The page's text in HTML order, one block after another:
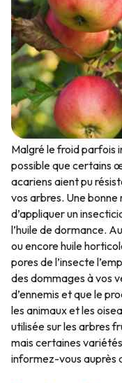
Malgré le froid parfois
possible que certains
acariens aient pu
vos arbres. Une
d’appliquer un
l’huile de dormance.
ou encore huile
pores de l’insecte
des dommages à vos
d’ennemis et que le
les animaux et les
utilisée sur les arbres
mais certaines
informez-vous auprès